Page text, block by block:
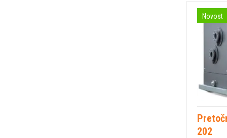
Novost
202